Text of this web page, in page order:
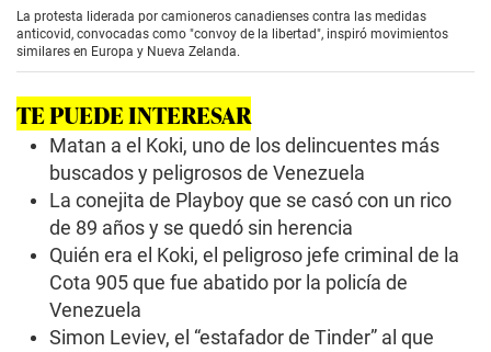
e
c
o
s
o
f
La protesta liderada por camioneros canadienses contra las medidas
anticovid, convocadas como "convoy de la libertad", inspiró movimientos
similares en Europa y Nueva Zelanda.
TE PUEDE INTERESAR
Matan a el Koki, uno de los delincuentes más
buscados y peligrosos de Venezuela
La conejita de Playboy que se casó con un rico
de 89 años y se quedó sin herencia
Quién era el Koki, el peligroso jefe criminal de la
Cota 905 que fue abatido por la policía de
Venezuela
Simon Leviev, el “estafador de Tinder” al que